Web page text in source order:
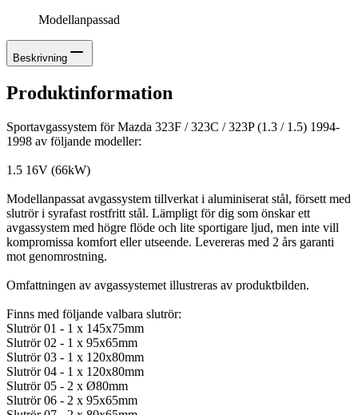
Modellanpassad
Beskrivning
Produktinformation
Sportavgassystem för Mazda 323F / 323C / 323P (1.3 / 1.5) 1994-
1998 av följande modeller:
1.5 16V (66kW)
Modellanpassat avgassystem tillverkat i aluminiserat stål, försett med
slutrör i syrafast rostfritt stål. Lämpligt för dig som önskar ett
avgassystem med högre flöde och lite sportigare ljud, men inte vill
kompromissa komfort eller utseende. Levereras med 2 års garanti
mot genomrostning.
Omfattningen av avgassystemet illustreras av produktbilden.
Finns med följande valbara slutrör:
Slutrör 01 - 1 x 145x75mm
Slutrör 02 - 1 x 95x65mm
Slutrör 03 - 1 x 120x80mm
Slutrör 04 - 1 x 120x80mm
Slutrör 05 - 2 x Ø80mm
Slutrör 06 - 2 x 95x65mm